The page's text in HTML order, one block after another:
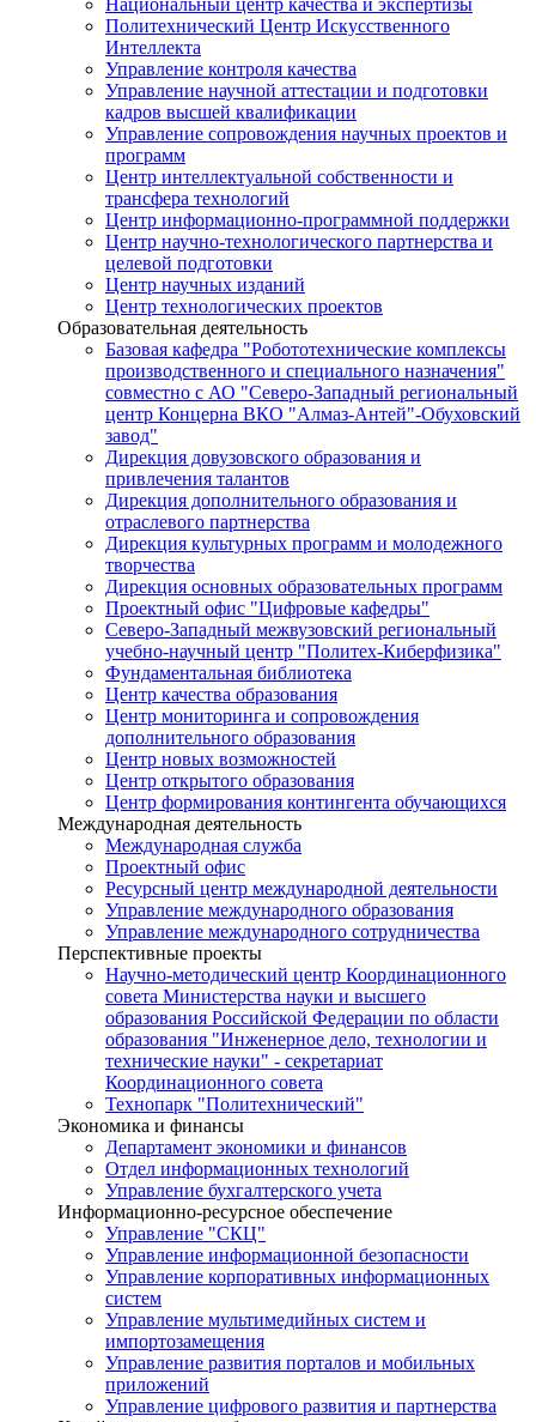
Политехнический Центр Искусственного
Интеллекта
Управление контроля качества
Управление научной аттестации и подготовки
кадров высшей квалификации
Управление сопровождения научных проектов и
программ
Центр интеллектуальной собственности и
трансфера технологий
Центр информационно-программной поддержки
Центр научно-технологического партнерства и
целевой подготовки
Центр научных изданий
Центр технологических проектов
Образовательная деятельность
Базовая кафедра "Робототехнические комплексы
производственного и специального назначения"
совместно с АО "Северо-Западный региональный
центр Концерна ВКО "Алмаз-Антей"-Обуховский
завод"
Дирекция довузовского образования и
привлечения талантов
Дирекция дополнительного образования и
отраслевого партнерства
Дирекция культурных программ и молодежного
творчества
Дирекция основных образовательных программ
Проектный офис "Цифровые кафедры"
Северо-Западный межвузовский региональный
учебно-научный центр "Политех-Киберфизика"
Фундаментальная библиотека
Центр качества образования
Центр мониторинга и сопровождения
дополнительного образования
Центр новых возможностей
Центр открытого образования
Центр формирования контингента обучающихся
Международная деятельность
Международная служба
Проектный офис
Ресурсный центр международной деятельности
Управление международного образования
Управление международного сотрудничества
Перспективные проекты
Научно-методический центр Координационного
совета Министерства науки и высшего
образования Российской Федерации по области
образования "Инженерное дело, технологии и
технические науки" - секретариат
Координационного совета
Технопарк "Политехнический"
Экономика и финансы
Департамент экономики и финансов
Отдел информационных технологий
Управление бухгалтерского учета
Информационно-ресурсное обеспечение
Управление "СКЦ"
Управление информационной безопасности
Управление корпоративных информационных
систем
Управление мультимедийных систем и
импортозамещения
Управление развития порталов и мобильных
приложений
Управление цифрового развития и партнерства